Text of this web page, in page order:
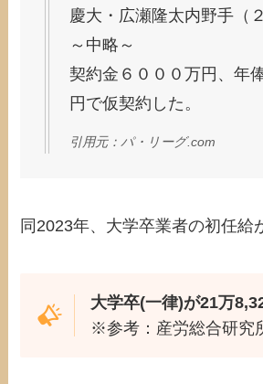
慶大・広瀬隆太内野手（
～中略～
契約金６０００万円、年
円で仮契約した。
引用元：パ・リーグ.com
同2023年、大学卒業者の初任給
大学卒(一律)が21万
※参考：産労総合研究